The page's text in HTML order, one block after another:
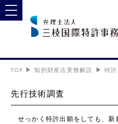
toggle navigation
TOP 知的財産法実務解説 特許
先行技術調査
せっかく特許出願をしても、新